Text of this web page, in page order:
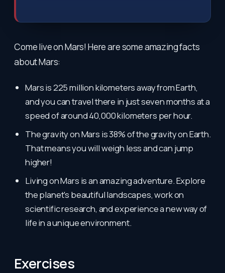
Come live on Mars! Here are some amazing facts
about Mars:
Mars is 225 million kilometers away from Earth,
and you can travel there in just seven months at a
speed of around 40,000 kilometers per hour.
The gravity on Mars is 38% of the gravity on Earth.
That means you will weigh less and can jump
higher!
Living on Mars is an amazing adventure. Explore
the planet's beautiful landscapes, work on
scientific research, and experience a new way of
life in a unique environment.
Exercises